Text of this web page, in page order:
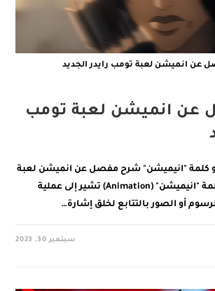
عن انميشن لعبة تومب رايدر الجديد
انميشن لعبة تومب
كلمة "انيميشن" شرح مفصل عن انميشن لعبة
تومب رايدر الجديد كلمة "انيميشن" (Animation) تشير إلى عملية
أو الصور بالتتابع لخلق إشارة…
سبتمبر 30, 2023